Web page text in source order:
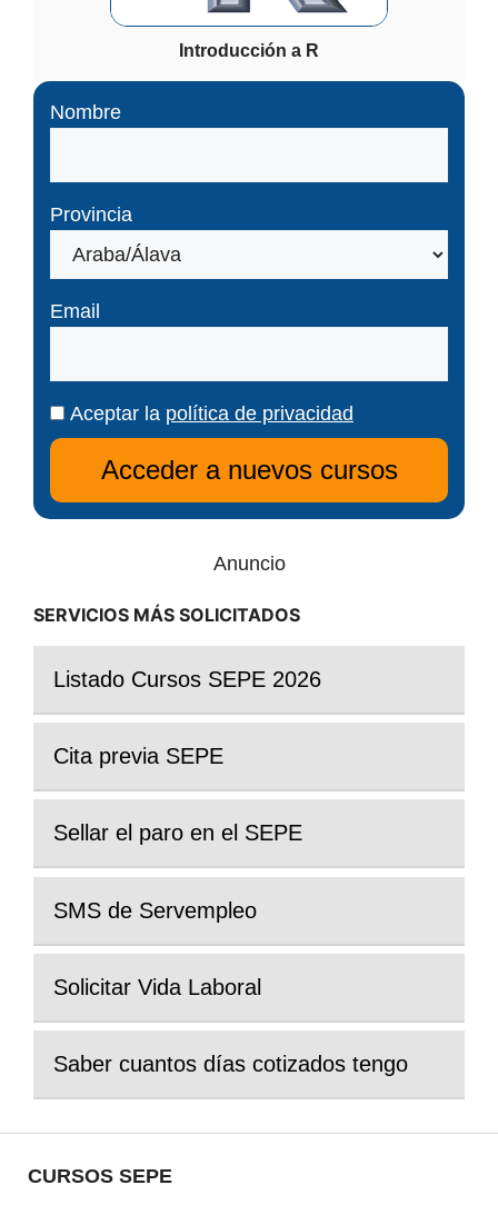
Introducción a R
Nombre
Provincia
Email
Aceptar la política de privacidad
Anuncio
SERVICIOS MÁS SOLICITADOS
Listado Cursos SEPE 2026
Cita previa SEPE
Sellar el paro en el SEPE
SMS de Servempleo
Solicitar Vida Laboral
Saber cuantos días cotizados tengo
CURSOS SEPE